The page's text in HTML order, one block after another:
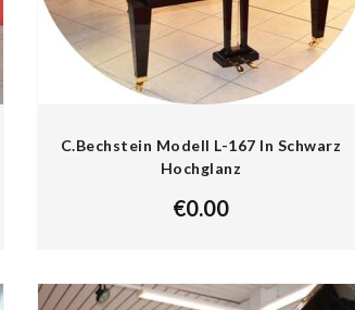
C.Bechstein Modell L-167 In Schwarz
Hochglanz
€0.00